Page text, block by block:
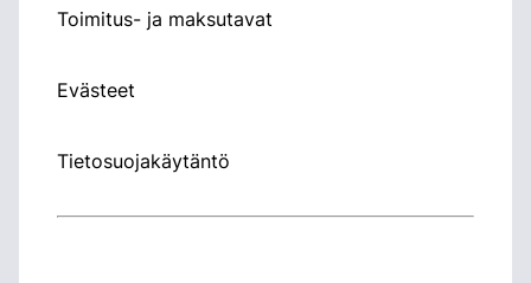
Toimitus- ja maksutavat
Evästeet
Tietosuojakäytäntö